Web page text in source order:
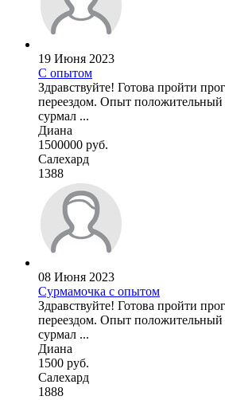
19 Июня 2023
С опытом
Здравствуйте! Готова пройти
переездом. Опыт
сурмал ...
Диана
1500000 руб.
Салехард
1388
08 Июня 2023
Сурмамочка с опытом
Здравствуйте! Готова пройти
переездом. Опыт
сурмал ...
Диана
1500 руб.
Салехард
1888